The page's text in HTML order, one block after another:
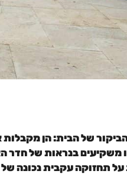
של הבית: הן
משקיעים בנראות של חדר
תחזוקה עקבית נכונה